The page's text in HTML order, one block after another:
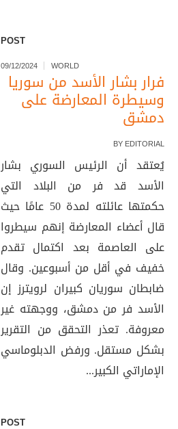
POST
09/12/2024 WORLD
فرار بشار الأسد من سوريا
وسيطرة المعارضة على
دمشق
BY EDITORIAL
يُعتقد أن الرئيس السوري بشار
الأسد قد فر من البلاد التي
حكمتها عائلته لمدة 50 عامًا حيث
قال أعضاء المعارضة إنهم سيطروا
على العاصمة بعد اكتمال تقدم
خفيف في أقل من أسبوعين. وقال
ضابطان سوريان كبيران لرويترز إن
الأسد فر من دمشق، ووجهته غير
معروفة. تعذر التحقق من التقرير
بشكل مستقل. ورفض الدبلوماسي
الإماراتي الكبير...
POST